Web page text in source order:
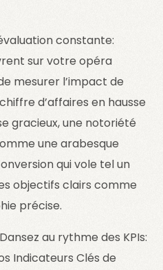
constante:
sur votre opéra
mesurer l’impact de
d’affaires en hausse
gracieux, une notoriété
une arabesque
qui vole tel un
objectifs clairs comme
précise.
au rythme des KPIs:
Indicateurs Clés de